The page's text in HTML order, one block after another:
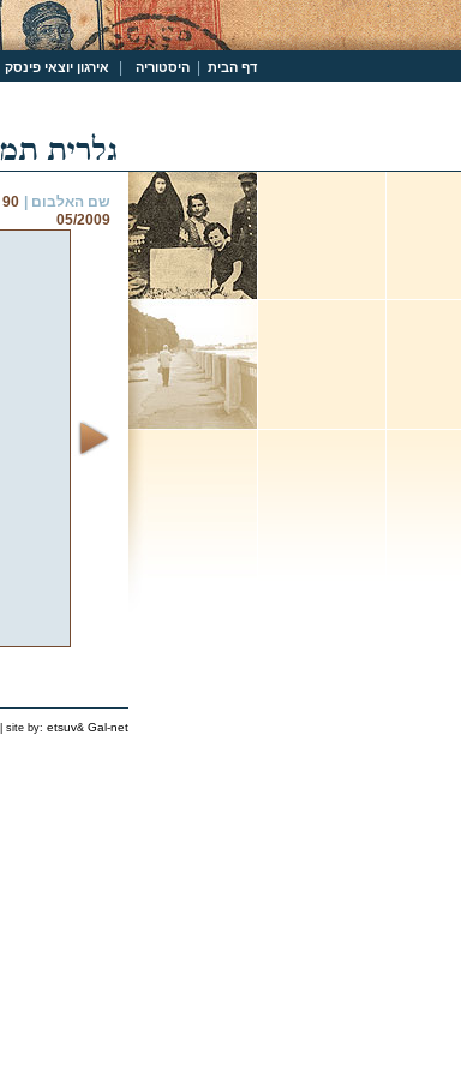
דף הבית היסטוריה אירגון יוצאי פינסק
שם האלבום |
05/2009
כל הזכויות שמורות לאירגון יוצאי פינסק בישראל © 2006 | site by: etsuv& Gal-net